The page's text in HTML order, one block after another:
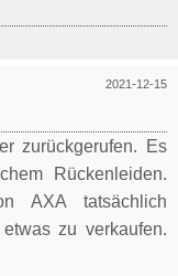
2021-12-15
zurückgerufen. Es
Rückenleiden.
AXA tatsächlich
zu verkaufen.